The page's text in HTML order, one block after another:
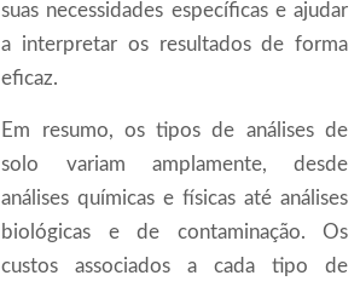
suas necessidades específicas e ajudar
a interpretar os resultados de forma
eficaz.
Em resumo, os tipos de análises de
solo variam amplamente, desde
análises químicas e físicas até análises
biológicas e de contaminação. Os
custos associados a cada tipo de